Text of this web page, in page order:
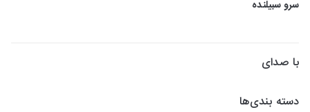
سرو سبیلنده
با صدای
دسته بندی‌ها